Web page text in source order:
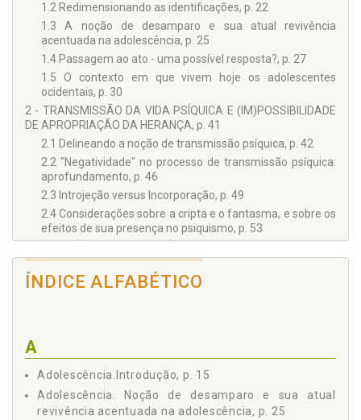
1.2 Redimensionando as identificações, p. 22
1.3 A noção de desamparo e sua atual revivência
acentuada na adolescência, p. 25
1.4 Passagem ao ato - uma possível resposta?, p. 27
1.5 O contexto em que vivem hoje os adolescentes
ocidentais, p. 30
2 - TRANSMISSÃO DA VIDA PSÍQUICA E (IM)POSSIBILIDADE
DE APROPRIAÇÃO DA HERANÇA, p. 41
2.1 Delineando a noção de transmissão psíquica, p. 42
2.2 "Negatividade" no processo de transmissão psíquica:
aprofundamento, p. 46
2.3 Introjeção versus Incorporação, p. 49
2.4 Considerações sobre a cripta e o fantasma, e sobre os
efeitos de sua presença no psiquismo, p. 53
PAIS "DESMAPEADOS", p. 61
3.1 A atualidade em sua dimensão pública, p. 64
3.5 Sobre uma possível dimensão traumática vivenciada
pela "outra" geração, p. 77
CONCLUSÃO, p. 81
ÍNDICE ALFABÉTICO
A
Adolescência.Introdução, p. 15
Adolescência. Noção de desamparo e sua atual
revivência acentuada na adolescência, p. 25